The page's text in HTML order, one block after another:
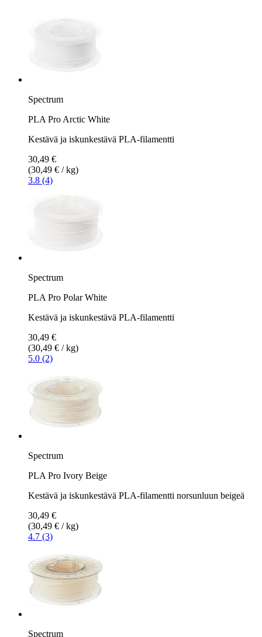
Spectrum
PLA Pro Arctic White
Kestävä ja iskunkestävä PLA-filamentti
30,49 €
(30,49 € / kg)
3.8 (4)
Spectrum
PLA Pro Polar White
Kestävä ja iskunkestävä PLA-filamentti
30,49 €
(30,49 € / kg)
5.0 (2)
Spectrum
PLA Pro Ivory Beige
Kestävä ja iskunkestävä PLA-filamentti norsunluun beigeä
30,49 €
(30,49 € / kg)
4.7 (3)
Spectrum